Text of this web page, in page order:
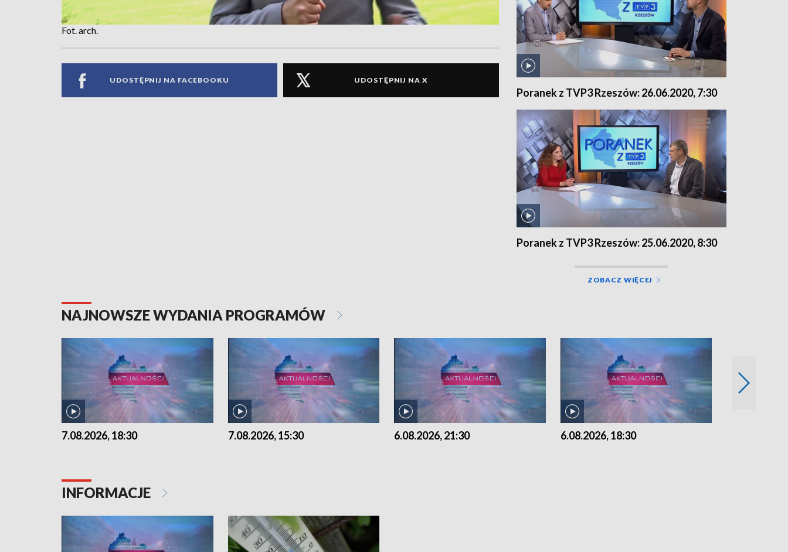
Fot. arch.
UDOSTĘPNIJ NA FACEBOOKU UDOSTĘPNIJ NA X
Poranek z TVP3 Rzeszów: 26.06.2020, 7:30
Poranek z TVP3 Rzeszów: 25.06.2020, 8:30
ZOBACZ WIĘCEJ
NAJNOWSZE WYDANIA PROGRAMÓW
7.08.2026, 18:30 7.08.2026, 15:30 6.08.2026, 21:30 6.08.2026, 18:30
INFORMACJE